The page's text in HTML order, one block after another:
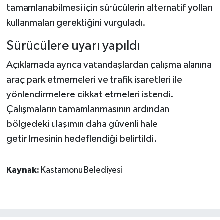
tamamlanabilmesi için sürücülerin alternatif yolları
kullanmaları gerektiğini vurguladı.
Sürücülere uyarı yapıldı
Açıklamada ayrıca vatandaşlardan çalışma alanına
araç park etmemeleri ve trafik işaretleri ile
yönlendirmelere dikkat etmeleri istendi.
Çalışmaların tamamlanmasının ardından
bölgedeki ulaşımın daha güvenli hale
getirilmesinin hedeflendiği belirtildi.
Kaynak: Kastamonu Belediyesi